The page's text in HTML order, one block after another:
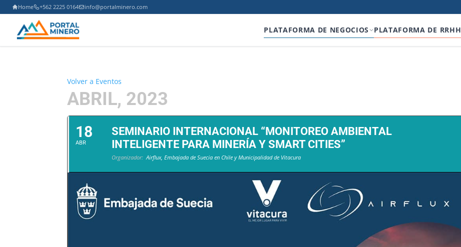
Home +562 2225 0164 info@portalminero.com
PLATAFORMA DE NEGOCIOS PLATAFORMA DE RRHH
Volver a Eventos
ABRIL, 2023
18
ABR
SEMINARIO INTERNACIONAL “MONITOREO AMBIENTAL
INTELIGENTE PARA MINERÍA Y SMART CITIES”
Organizador: Airflux, Embajada de Suecia en Chile y Municipalidad de Vitacura